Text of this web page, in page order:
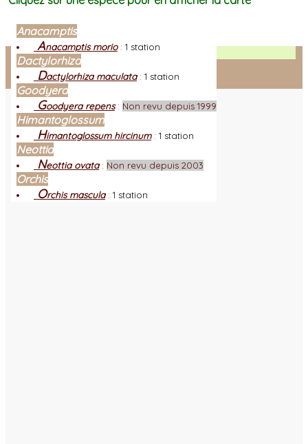
Facebook
Connexion adhérent
Anacamptis
Anacamptis morio: 1 station
Dactylorhiza
Dactylorhiza maculata: 1 station
Goodyera
Goodyera repens: Non revu depuis 1999
Himantoglossum
Himantoglossum hircinum: 1 station
Neottia
Neottia ovata: Non revu depuis 2003
Orchis
Orchis mascula: 1 station